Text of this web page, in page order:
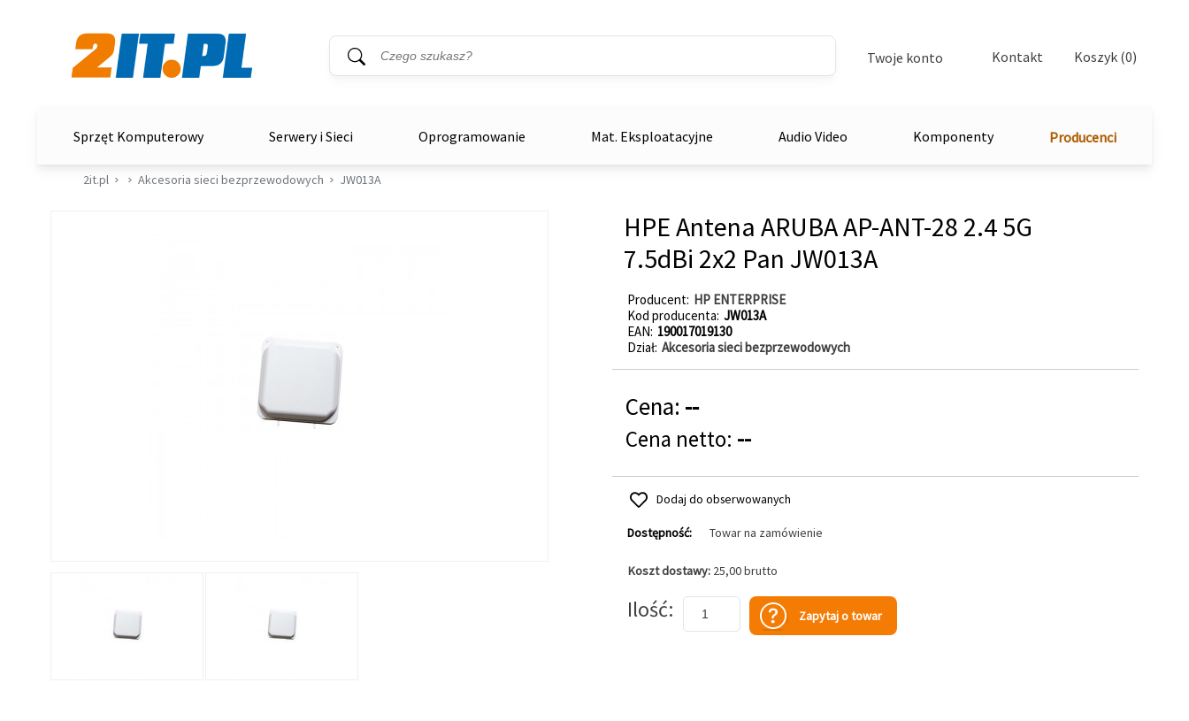
Wyszukiwarka
Słowo kluczowe
Twoje konto Kontakt Koszyk (0)
Sprzęt Komputerowy Serwery i Sieci Oprogramowanie Mat. Eksploatacyjne Audio Video Komponenty Producenci
2it.pl Akcesoria sieci bezprzewodowych JW013A
HPE Antena ARUBA AP-ANT-28 2.4 5G
7.5dBi 2x2 Pan JW013A
Producent HP ENTERPRISE
Kod producenta JW013A
EAN 190017019130
Dział Akcesoria sieci bezprzewodowych
Cena: --
Cena netto: --
Dodaj do obserwowanych
Dostępność: Towar na zamówienie
Koszt dostawy: 25,00 brutto
Ilość Zapytaj o towar